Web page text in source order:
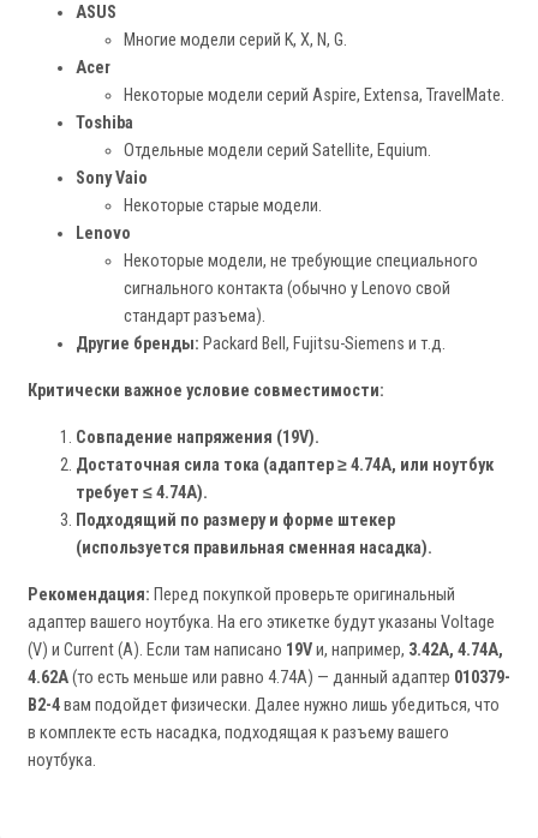
ASUS
Многие модели серий K, X, N, G.
Acer
Некоторые модели серий Aspire, Extensa, TravelMate.
Toshiba
Отдельные модели серий Satellite, Equium.
Sony Vaio
Некоторые старые модели.
Lenovo
Некоторые модели, не требующие специального
сигнального контакта (обычно у Lenovo свой
стандарт разъема).
Другие бренды: Packard Bell, Fujitsu-Siemens и т.д.
Критически важное условие совместимости:
Совпадение напряжения (19V).
Достаточная сила тока (адаптер ≥ 4.74A, или ноутбук
требует ≤ 4.74A).
Подходящий по размеру и форме штекер
(используется правильная сменная насадка).
Рекомендация: Перед покупкой проверьте оригинальный
адаптер вашего ноутбука. На его этикетке будут указаны Voltage
(V) и Current (A). Если там написано 19Vи, например, 3.42A, 4.74A,
4.62A(то есть меньше или равно 4.74A) — данный адаптер 010379-
B2-4вам подойдет физически. Далее нужно лишь убедиться, что
в комплекте есть насадка, подходящая к разъему вашего
ноутбука.